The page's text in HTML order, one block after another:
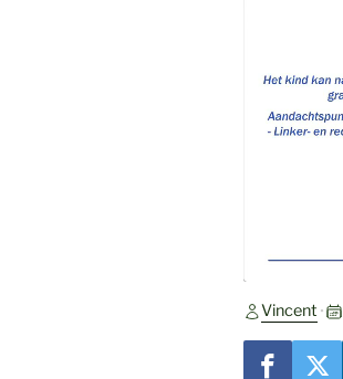
Vincent •